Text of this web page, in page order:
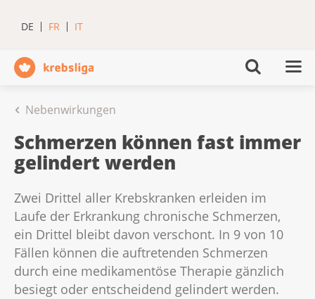
DE FR IT
Nebenwirkungen
Schmerzen können fast immer
gelindert werden
Zwei Drittel aller Krebskranken erleiden im
Laufe der Erkrankung chronische Schmerzen,
ein Drittel bleibt davon verschont. In 9 von 10
Fällen können die auftretenden Schmerzen
durch eine medikamentöse Therapie gänzlich
besiegt oder entscheidend gelindert werden.